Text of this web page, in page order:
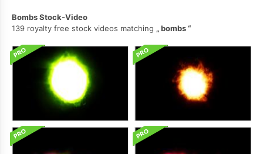
Bombs Stock-Video
139 royalty free stock videos matching
bombs